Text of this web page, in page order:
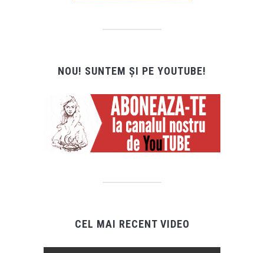
NOU! SUNTEM ȘI PE YOUTUBE!
CEL MAI RECENT VIDEO